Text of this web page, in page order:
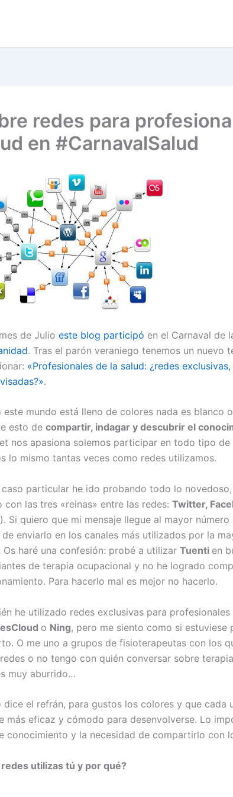
redes para
en #CarnavalSalud
de Julio este blog participó en el Carnaval de
. Tras el parón veraniego tenemos un nuevo
«Profesionales de la salud: ¿redes
.
este mundo está lleno de colores nada es blanco
esto de compartir, indagar y descubrir el
nos apasiona solemos participar en todo tipo de
lo mismo tantas veces como redes utilizamos.
caso particular he ido probando todo lo
con las tres «reinas» entre las redes: Twitter,
Si quiero que mi mensaje llegue al mayor
de enviarlo en los canales más utilizados por la
Os haré una confesión: probé a utilizar Tuenti en
de terapia ocupacional y no he logrado
Para hacerlo mal es mejor no hacerlo.
he utilizado redes exclusivas para
o Ning, pero me siento como si estuviese
O me uno a grupos de fisioterapeutas con los
o no tengo con quién conversar sobre
muy aburrido…
dice el refrán, para gustos los colores y que cada
más eficaz y cómodo para desenvolverse. Lo
conocimiento y la necesidad de compartirlo con
redes utilizas tú y por qué?